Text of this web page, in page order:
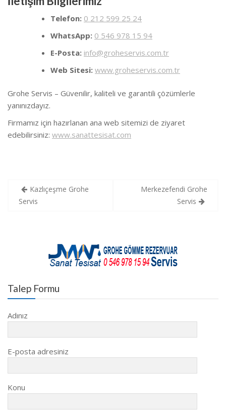
Telefon: 0 212 599 25 24
WhatsApp: 0 546 978 15 94
E-Posta: info@groheservis.com.tr
Web Sitesi: www.groheservis.com.tr
Grohe Servis – Güvenilir, kaliteli ve garantili çözümlerle
yanınızdayız.
Firmamız için hazırlanan ana web sitemizi de ziyaret
edebilirsiniz: www.sanattesisat.com
Yazı
gezinmesi
Kazlıçeşme Grohe
Servis
Merkezefendi Grohe
Servis
Talep Formu
Adınız
E-posta adresiniz
Konu